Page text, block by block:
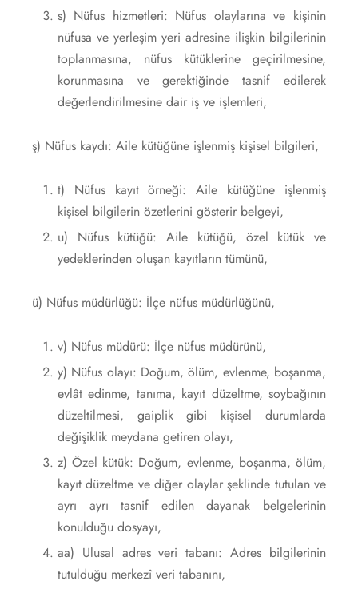
s) Nüfus hizmetleri: Nüfus olaylarına ve kişinin
nüfusa ve yerleşim yeri adresine ilişkin bilgilerinin
toplanmasına, nüfus kütüklerine geçirilmesine,
korunmasına ve gerektiğinde tasnif edilerek
değerlendirilmesine dair iş ve işlemleri,
ş) Nüfus kaydı: Aile kütüğüne işlenmiş kişisel bilgileri,
t) Nüfus kayıt örneği: Aile kütüğüne işlenmiş
kişisel bilgilerin özetlerini gösterir belgeyi,
u) Nüfus kütüğü: Aile kütüğü, özel kütük ve
yedeklerinden oluşan kayıtların tümünü,
ü) Nüfus müdürlüğü: İlçe nüfus müdürlüğünü,
v) Nüfus müdürü: İlçe nüfus müdürünü,
y) Nüfus olayı: Doğum, ölüm, evlenme, boşanma,
evlât edinme, tanıma, kayıt düzeltme, soybağının
düzeltilmesi, gaiplik gibi kişisel durumlarda
değişiklik meydana getiren olayı,
z) Özel kütük: Doğum, evlenme, boşanma, ölüm,
kayıt düzeltme ve diğer olaylar şeklinde tutulan ve
ayrı ayrı tasnif edilen dayanak belgelerinin
konulduğu dosyayı,
aa) Ulusal adres veri tabanı: Adres bilgilerinin
tutulduğu merkezî veri tabanını,